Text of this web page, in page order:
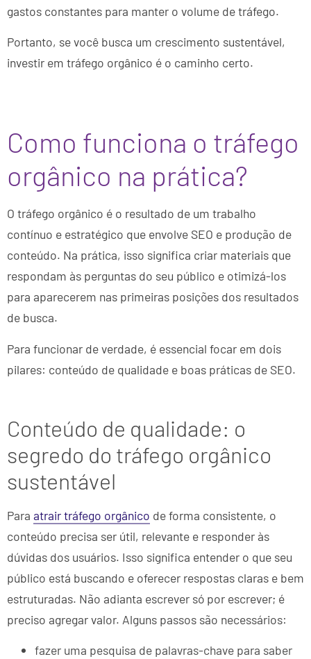
gastos constantes para manter o volume de tráfego.
Portanto, se você busca um crescimento sustentável,
investir em tráfego orgânico é o caminho certo.
Como funciona o tráfego
orgânico na prática?
O tráfego orgânico é o resultado de um trabalho
contínuo e estratégico que envolve SEO e produção de
conteúdo. Na prática, isso significa criar materiais que
respondam às perguntas do seu público e otimizá-los
para aparecerem nas primeiras posições dos resultados
de busca.
Para funcionar de verdade, é essencial focar em dois
pilares: conteúdo de qualidade e boas práticas de SEO.
Conteúdo de qualidade: o
segredo do tráfego orgânico
sustentável
Para atrair tráfego orgânico de forma consistente, o
conteúdo precisa ser útil, relevante e responder às
dúvidas dos usuários. Isso significa entender o que seu
público está buscando e oferecer respostas claras e bem
estruturadas. Não adianta escrever só por escrever; é
preciso agregar valor. Alguns passos são necessários:
fazer uma pesquisa de palavras-chave para saber